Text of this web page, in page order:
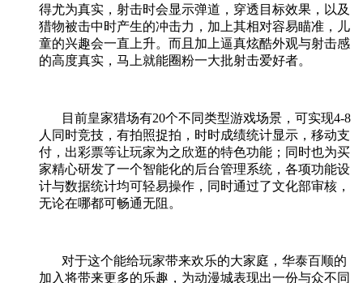
得尤为真实，射击时会显示弹道，穿透目标效果，以及
猎物被击中时产生的冲击力，加上其相对容易瞄准，儿
童的兴趣会一直上升。而且加上逼真炫酷外观与射击感
的高度真实，马上就能圈粉一大批射击爱好者。
目前皇家猎场有20个不同类型游戏场景，可实现4-8
人同时竞技，有拍照捉拍，时时成绩统计显示，移动支
付，出彩票等让玩家为之欣逛的特色功能；同时也为买
家精心研发了一个智能化的后台管理系统，各项功能设
计与数据统计均可轻易操作，同时通过了文化部审核，
无论在哪都可畅通无阻。
对于这个能给玩家带来欢乐的大家庭，华泰百顺的
加入将带来更多的乐趣，为动漫城表现出一份与众不同